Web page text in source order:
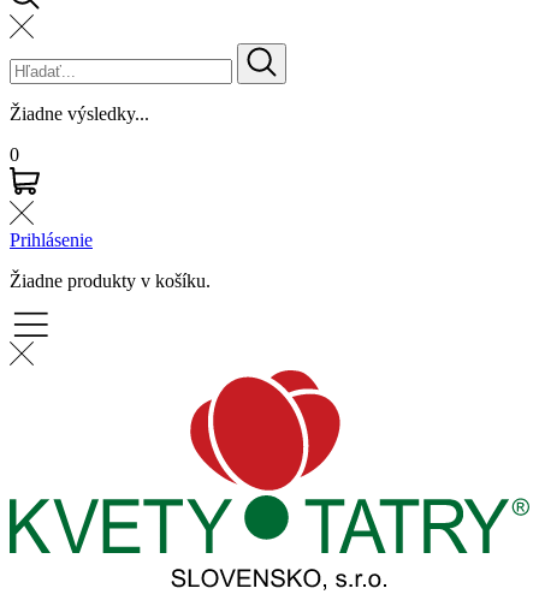
Žiadne výsledky...
0
Prihlásenie
Žiadne produkty v košíku.